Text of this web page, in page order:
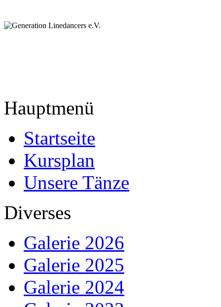
Hauptmenü
Startseite
Kursplan
Unsere Tänze
Diverses
Galerie 2026
Galerie 2025
Galerie 2024